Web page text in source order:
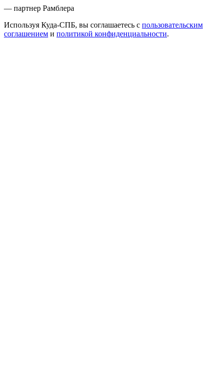
— партнер Рамблера
Используя Куда-СПБ, вы соглашаетесь с пользовательским
соглашением и политикой конфиденциальности.